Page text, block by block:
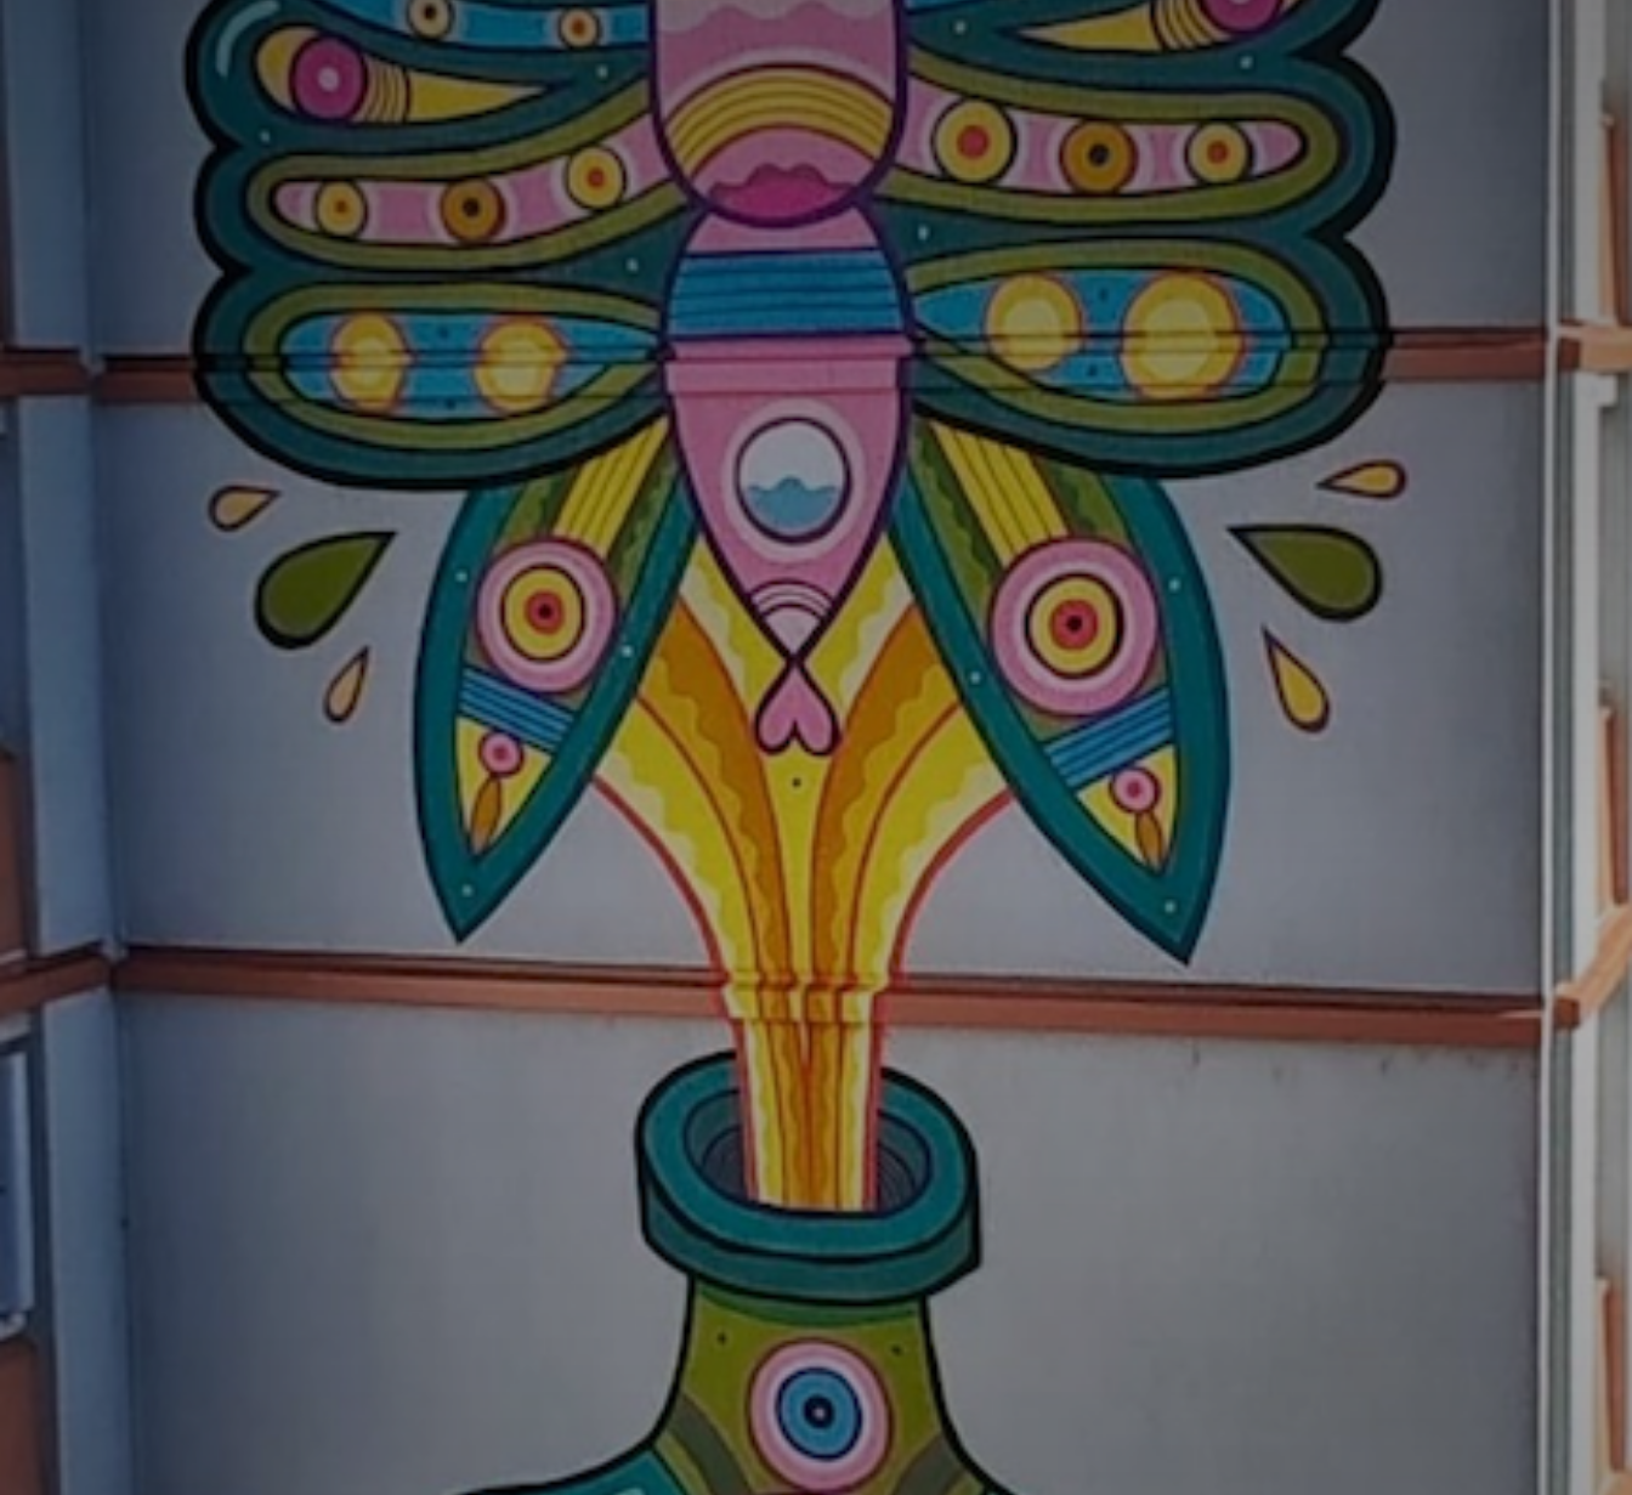
Nom
Prénom
Statut / Organisation
J'accepte lestermes et conditions
* Champ obligatoire
Adresse email*
Prénom
Statut / Organisation
J'accepte lestermes et conditions
* Champ obligatoire